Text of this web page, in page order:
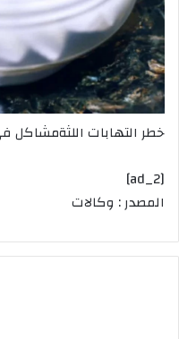
خطر التهابات اللثةمشاكل
[ad_2]
المصدر : وكالات